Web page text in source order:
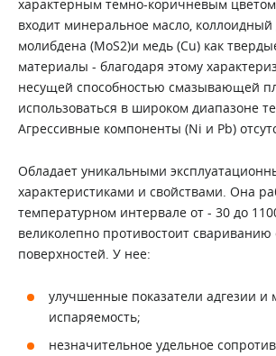
характерным темно-коричневым
входит минеральное масло,
молибдена (MoS2)и медь (Cu) как
материалы - благодаря этому
несущей способностью смазывающей
использоваться в широком диапазоне
Агрессивные компоненты (Ni и Pb)
Обладает уникальными
характеристиками и свойствами. Она
температурном интервале от - 30 до
великолепно противостоит
поверхностей. У нее:
улучшенные показатели адгезии и
испаряемость;
незначительное удельное